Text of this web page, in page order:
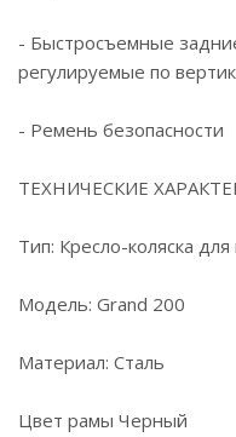
- Быстросъемные
регулируемые по
- Ремень безопасности
ТЕХНИЧЕСКИЕ
Тип: Кресло-коляска
Модель: Grand 200
Материал: Сталь
Цвет рамы Черный